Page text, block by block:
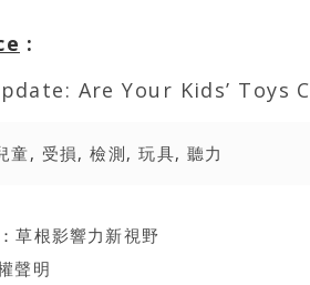
:
Are Your Kids’ Toys
童, 受損,檢測,玩具, 聽力
草根影響力新視野
聲明